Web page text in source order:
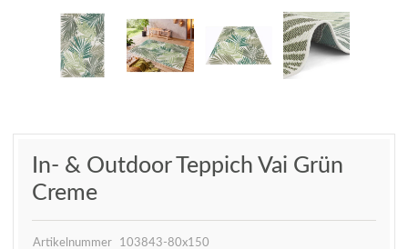
In- & Outdoor Teppich Vai Grün
Creme
Artikelnummer
103843-80x150